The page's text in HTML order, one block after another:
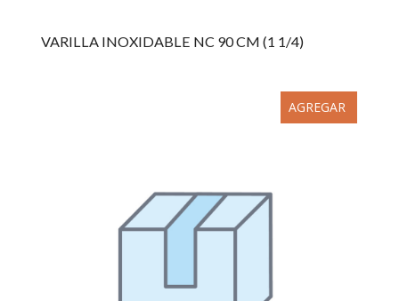
VARILLA INOXIDABLE NC 90 CM (1 1/4)
AGREGAR